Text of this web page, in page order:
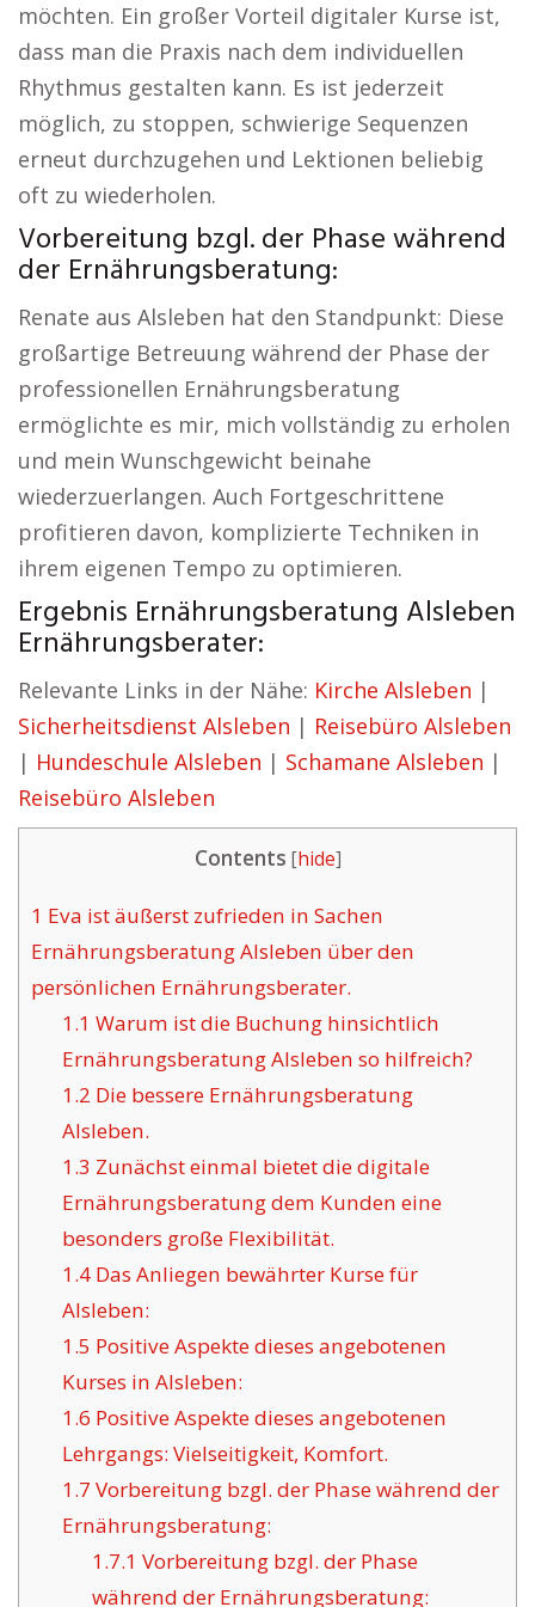
möchten. Ein großer Vorteil digitaler Kurse ist,
dass man die Praxis nach dem individuellen
Rhythmus gestalten kann. Es ist jederzeit
möglich, zu stoppen, schwierige Sequenzen
erneut durchzugehen und Lektionen beliebig
oft zu wiederholen.
Vorbereitung bzgl. der Phase während
der Ernährungsberatung:
Renate aus Alsleben hat den Standpunkt: Diese
großartige Betreuung während der Phase der
professionellen Ernährungsberatung
ermöglichte es mir, mich vollständig zu erholen
und mein Wunschgewicht beinahe
wiederzuerlangen. Auch Fortgeschrittene
profitieren davon, komplizierte Techniken in
ihrem eigenen Tempo zu optimieren.
Ergebnis Ernährungsberatung Alsleben
Ernährungsberater:
Relevante Links in der Nähe: Kirche Alsleben |
Sicherheitsdienst Alsleben | Reisebüro Alsleben
| Hundeschule Alsleben | Schamane Alsleben |
Reisebüro Alsleben
Contents [hide]
1 Eva ist äußerst zufrieden in Sachen
Ernährungsberatung Alsleben über den
persönlichen Ernährungsberater.
1.1 Warum ist die Buchung hinsichtlich
Ernährungsberatung Alsleben so hilfreich?
1.2 Die bessere Ernährungsberatung
Alsleben.
1.3 Zunächst einmal bietet die digitale
Ernährungsberatung dem Kunden eine
besonders große Flexibilität.
1.4Das Anliegen bewährter Kurse für
Alsleben:
1.5 Positive Aspekte dieses angebotenen
Kurses in Alsleben:
1.6 Positive Aspekte dieses angebotenen
Lehrgangs: Vielseitigkeit, Komfort.
1.7 Vorbereitung bzgl. der Phase während der
Ernährungsberatung:
1.7.1 Vorbereitung bzgl. der Phase
während der Ernährungsberatung: